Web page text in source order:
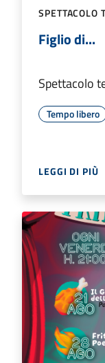
SPETTACOLO
Figlio di...
Spettacolo
Tempo libero
LEGGI DI PIÙ